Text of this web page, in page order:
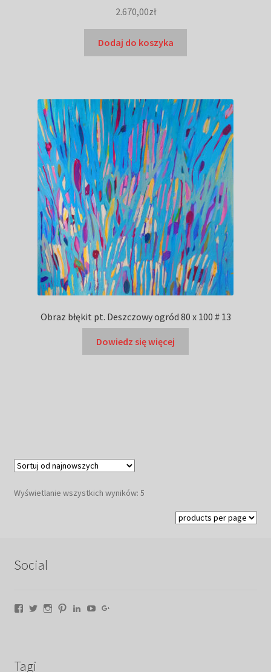
2.670,00zł
Dodaj do koszyka
Obraz błękit pt. Deszczowy ogród 80 x 100 # 13
Dowiedz się więcej
Wyświetlanie wszystkich wyników: 5Posortowane
najnowszych
Social
Facebook
TwitterInstagram
PinterestLinkedIn
YouTube
Tagi